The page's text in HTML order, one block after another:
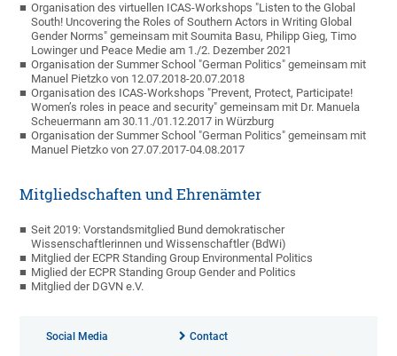
Organisation des virtuellen ICAS-Workshops "Listen to the Global
South! Uncovering the Roles of Southern Actors in Writing Global
Gender Norms" gemeinsam mit Soumita Basu, Philipp Gieg, Timo
Lowinger und Peace Medie am 1./2. Dezember 2021
Organisation der Summer School "German Politics" gemeinsam mit
Manuel Pietzko von 12.07.2018-20.07.2018
Organisation des ICAS-Workshops "Prevent, Protect, Participate!
Women’s roles in peace and security" gemeinsam mit Dr. Manuela
Scheuermann am 30.11./01.12.2017 in Würzburg
Organisation der Summer School "German Politics" gemeinsam mit
Manuel Pietzko von 27.07.2017-04.08.2017
Mitgliedschaften und Ehrenämter
Seit 2019: Vorstandsmitglied Bund demokratischer
Wissenschaftlerinnen und Wissenschaftler (BdWi)
Mitglied der ECPR Standing Group Environmental Politics
Miglied der ECPR Standing Group Gender and Politics
Mitglied der DGVN e.V.
Social Media Contact